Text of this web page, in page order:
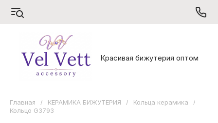
S
Sarrsa
V
Vel Vett
X
Красивая бижутерия оптом
Главная / КЕРАМИКА БИЖУТЕРИЯ / Кольца керамика
/
Кольцо G3793